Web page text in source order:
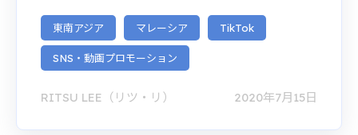
東南アジア マレーシア TikTok
SNS・動画プロモーション
RITSU LEE（リツ・リ） 2020年7月15日